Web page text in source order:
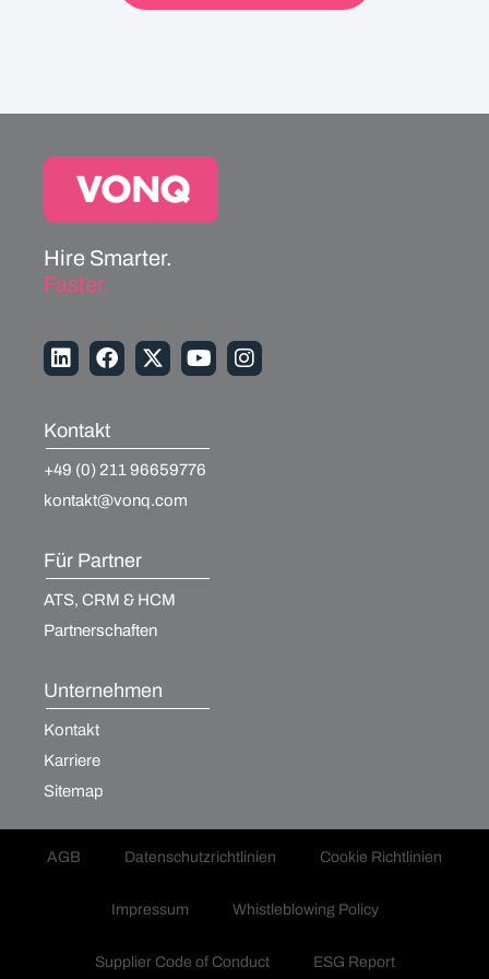
Hire Smarter.
Faster.
Kontakt
+49 (0) 211 96659776
kontakt@vonq.com
Für Partner
ATS, CRM & HCM
Partnerschaften
Unternehmen
Kontakt
Karriere
Sitemap
AGB Datenschutzrichtlinien Cookie Richtlinien
Impressum Whistleblowing Policy
Supplier Code of Conduct ESG Report